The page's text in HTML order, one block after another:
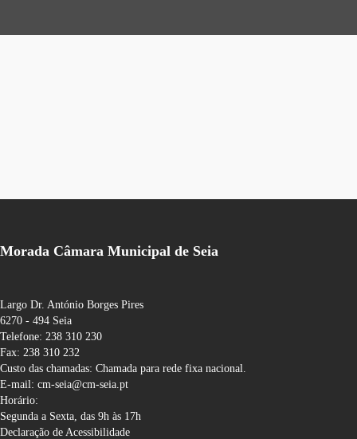
Morada Câmara Municipal de Seia
Largo Dr. António Borges Pires
6270 - 494 Seia
Telefone: 238 310 230
Fax: 238 310 232
Custo das chamadas: Chamada para rede fixa nacional.
E-mail: cm-seia@cm-seia.pt
Horário:
Segunda a Sexta, das 9h às 17h
Declaração de Acessibilidade